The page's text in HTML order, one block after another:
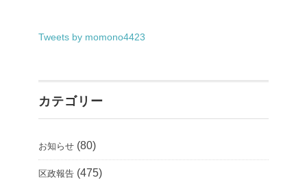
Tweets by momono4423
カテゴリー
お知らせ (80)
区政報告 (475)